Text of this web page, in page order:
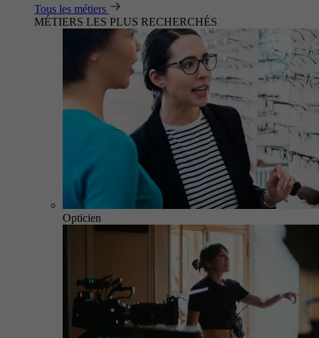
Tous les métiers
MÉTIERS LES PLUS RECHERCHÉS
Opticien